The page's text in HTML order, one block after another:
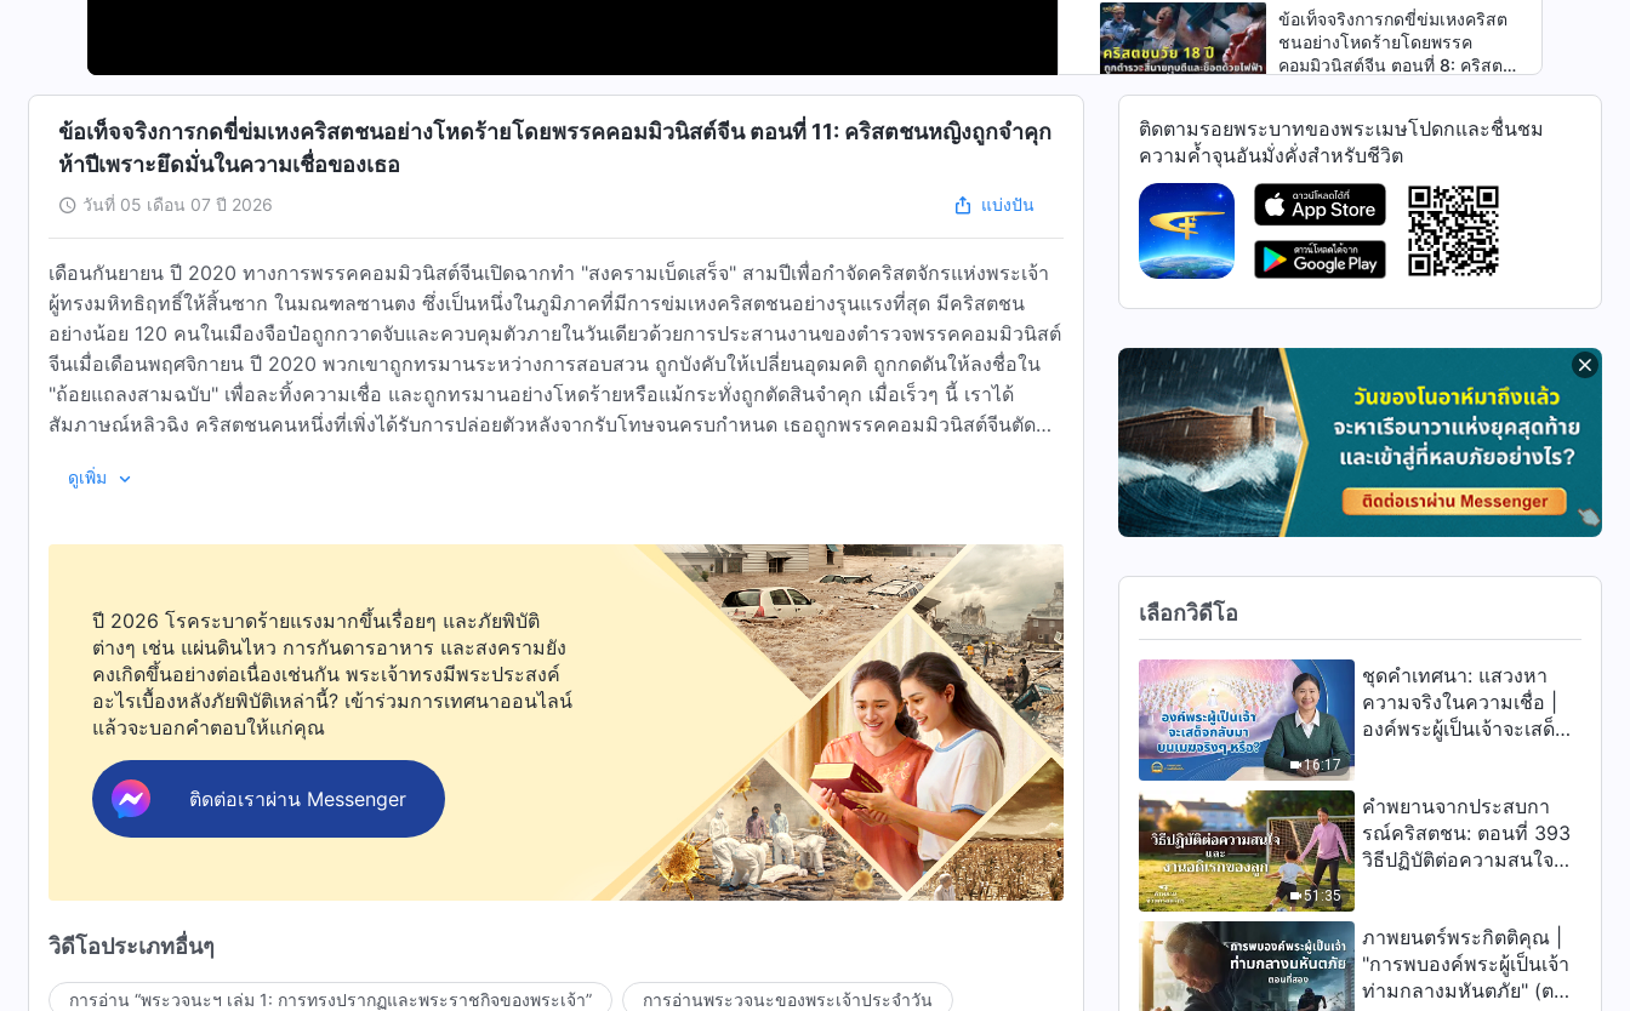
สังหาร
ข้อเท็จจริงการกดขี่ข่มเหงคริสต
ชนอย่างโหดร้ายโดยพรรค
คอมมิวนิสต์จีน ตอนที่ 8: คริสต
หลายชั่วโมง
34:10
ข้อเท็จจริงการกดขี่ข่มเหงคริสต
ชนอย่างโหดร้ายโดยพรรค
คอมมิวนิสต์จีน ตอนที่ 7: การยืน
หยัดในความเชื่อท่ามกลางการ
บังคับเปลี่ยนความเชื่อ
ข้อเท็จจริงการกดขี่ข่มเหงคริสต
ชนอย่างโหดร้ายโดยพรรค
คอมมิวนิสต์จีน ตอนที่ 6: เลือด
สตชนวัย 79 ปีถูกข่มเหงจนเสีย
ชีวิตเพราะยึดมั่นในความเชื่อของ
ตน
40:09
ข้อเท็จจริงการกดขี่ข่มเหงคริสต
ชนอย่างโหดร้ายโดยพรรค
คอมมิวนิสต์จีน ตอนที่ 5: พรรค
คอมมิวนิสต์จีนเปิดฉาก "ศึกหนัก
สามปี" เพื่อกำจัดคริสตจักรแห่ง
พระเจ้าผู้ทรงมหิทธิฤทธิ์ให้สิ้น
ซาก
ข้อเท็จจริงการกดขี่ข่มเหงคริสต
ชนอย่างโหดร้ายโดยพรรค
พระเจ้าผู้ทรงมหิทธิฤทธิ์ให้สิ้น
ซาก
48:38
ชนอย่างโหดร้ายโดยพรรค
คอมมิวนิสต์จีน ตอนที่ 3: บันทึก
ข้อเท็จจริงการกดขี่ข่มเหงคริสต
ชนอย่างโหดร้ายโดยพรรค
คอมมิวนิสต์จีน (ตอนที่ 3)
48:49
ข้อเท็จจริงการกดขี่ข่มเหงคริสต
ชนอย่างโหดร้ายโดยพรรค
คอมมิวนิสต์จีน ตอนที่ 2: บันทึก
ข้อเท็จจริงการกดขี่ข่มเหงคริสต
ชนอย่างโหดร้ายโดยพรรค
คอมมิวนิสต์จีน (ตอนที่ 2)
46:57
ข้อเท็จจริงการกดขี่ข่มเหงคริสต
ชนอย่างโหดร้ายโดยพรรค
คอมมิวนิสต์จีน ตอนที่ 1: บันทึก
ข้อเท็จจริงการกดขี่ข่มเหงคริสต
ชนอย่างโหดร้ายโดยพรรค
คอมมิวนิสต์จีน (ตอนที่ 1)
ข้อเท็จจริงการกดขี่ข่มเหงคริสตชนอย่างโหดร้ายโดยพรรคคอมมิวนิสต์จีน ตอนที่ 11: คริสตชนหญิงถูกจำคุก
ห้าปีเพราะยึดมั่นในความเชื่อของเธอ
วันที่ 05 เดือน 07 ปี 2026 แบ่งปัน
เดือนกันยายน ปี 2020 ทางการพรรคคอมมิวนิสต์จีนเปิดฉากทำ "สงครามเบ็ดเสร็จ" สามปีเพื่อกำจัดคริสตจักรแห่งพระเจ้า
ผู้ทรงมหิทธิฤทธิ์ให้สิ้นซาก ในมณฑลซานตง ซึ่งเป็นหนึ่งในภูมิภาคที่มีการข่มเหงคริสตชนอย่างรุนแรงที่สุด มีคริสตชน
อย่างน้อย 120 คนในเมืองจือป๋อถูกกวาดจับและควบคุมตัวภายในวันเดียวด้วยการประสานงานของตำรวจพรรคคอมมิวนิสต์
จีนเมื่อเดือนพฤศจิกายน ปี 2020 พวกเขาถูกทรมานระหว่างการสอบสวน ถูกบังคับให้เปลี่ยนอุดมคติ ถูกกดดันให้ลงชื่อใน
"ถ้อยแถลงสามฉบับ" เพื่อละทิ้งความเชื่อ และถูกทรมานอย่างโหดร้ายหรือแม้กระทั่งถูกตัดสินจำคุก เมื่อเร็วๆ นี้ เราได้
สัมภาษณ์หลิวฉิง คริสตชนคนหนึ่งที่เพิ่งได้รับการปล่อยตัวหลังจากรับโทษจนครบกำหนด เธอถูกพรรคคอมมิวนิสต์จีนตัดสิน
ทารุณกรรมที่ไร้มนุษยธรรม ในรายการนี้ เราจะได้ฟังเรื่องจากความทรงจำและคำบอกเล่าของเธอ ถึงความทุกข์ทรมานอัน
00:22 ประเด็นสำคัญ
03:56 หลิวฉิงถูกตำรวจซ้อมและสอบสวน ถูกบังคับล้างสมองในสถานกักกัน
06:10 หลิวฉิงและคริสตชนกว่า 120 คนถูกควบคุมตัวในโรงแรมเพื่อล้างสมองนานกว่าหนึ่งเดือน
09:53 ถูกตัดสินจำคุก 5 ปีเพราะความเชื่อของเธอ หลิวฉิงทนถูกทรมานและล้างสมองอยู่นาน
12:28 การทรมานรอบแรก: ถูกบังคับให้ย่อเข่าแบบทหาร ถูกทุบตี และอดอาหาร
19:40 การทรมานรอบที่สอง: ถูกรุมทำร้าย สาดน้ำเย็น ถูกบังคับให้เขียนสาปแช่งครอบครัวและถูกลงโทษให้นั่งเก้าอี้ตัวเล็ก
25:59 การทรมานรอบที่สาม: ถูกบังคับให้ยืนในท่าทหารและแกว่งแขนกลางแดดที่ร้อนระอุ
29:57 การล้างสมองและการทรมานล้มเหลว หลิวฉิงถูกบังคับให้ทำงานหนัก เกิดปัญหาสุขภาพมากมายในระยะยาว
ดูเพิ่ม
ปี 2026 โรคระบาดร้ายแรงมากขึ้นเรื่อยๆ และภัยพิบัติ
ต่างๆ เช่น แผ่นดินไหว การกันดารอาหาร และสงครามยัง
คงเกิดขึ้นอย่างต่อเนื่องเช่นกัน พระเจ้าทรงมีพระประสงค์
อะไรเบื้องหลังภัยพิบัติเหล่านี้? เข้าร่วมการเทศนาออนไลน์
แล้วจะบอกคำตอบให้แก่คุณ
ติดต่อเราผ่าน Messenger
วิดีโอประเภทอื่นๆ
การอ่าน “พระวจนะฯ เล่ม 1: การทรงปรากฏและพระราชกิจของพระเจ้า” การอ่านพระวจนะของพระเจ้าประจำวัน
ติดตามรอยพระบาทของพระเมษโปดกและชื่นชม
ความค้ำจุนอันมั่งคั่งสำหรับชีวิต
เลือกวิดีโอ
16:17
ชุดคำเทศนา: แสวงหา
ความจริงในความเชื่อ |
องค์พระผู้เป็นเจ้าจะเสด็จ
51:35
คำพยานจากประสบกา
รณ์คริสตชน: ตอนที่ 393
วิธีปฏิบัติต่อความสนใจ
ภาพยนตร์พระกิตติคุณ |
"การพบองค์พระผู้เป็นเจ้า
ท่ามกลางมหันตภัย" (ตอน